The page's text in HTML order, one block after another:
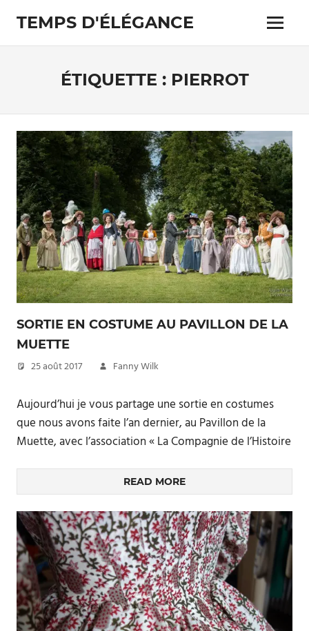
content
TEMPS D'ÉLÉGANCE
Pour
passionnés
Menu
ÉTIQUETTE : PIERROT
SORTIE EN COSTUME AU PAVILLON DE LA
MUETTE
25 août 2017 Fanny Wilk
Aujourd’hui je vous partage une sortie en costumes
que nous avons faite l’an dernier, au Pavillon de la
Muette, avec l’association « La Compagnie de l’Histoire
READ MORE